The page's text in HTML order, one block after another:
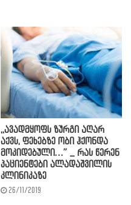
,,ავადმყოფს ზურგი აღარ
აქვს, ფეხებზე ობი ჰქონდა
მოკიდებული…” _ რას წერენ
პაციენტები ალადაშვილის
კლინიკაზე
26/11/2019